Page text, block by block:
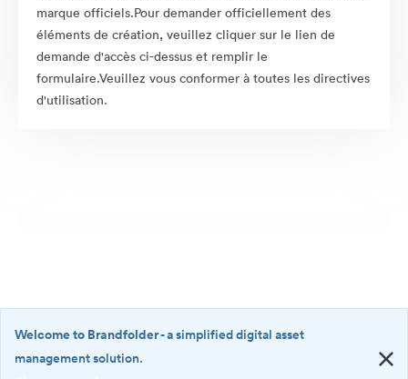
marque officiels.Pour demander officiellement des
éléments de création, veuillez cliquer sur le lien de
demande d'accès ci-dessus et remplir le
formulaire.Veuillez vous conformer à toutes les directives
d'utilisation.
Welcome to Brandfolder- a simplified digital asset
management solution.